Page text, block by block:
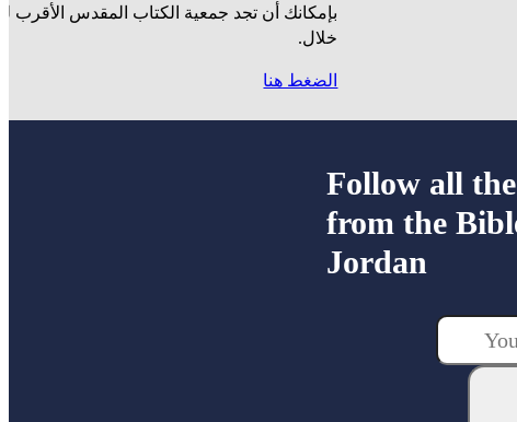
بإمكانك أن تجد جمعية الكتاب المقدس الأقرب
خلال.
الضغط هنا
Follow all
from the
Jordan